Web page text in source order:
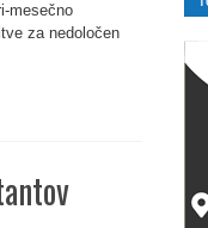
mesečno
za nedoločen